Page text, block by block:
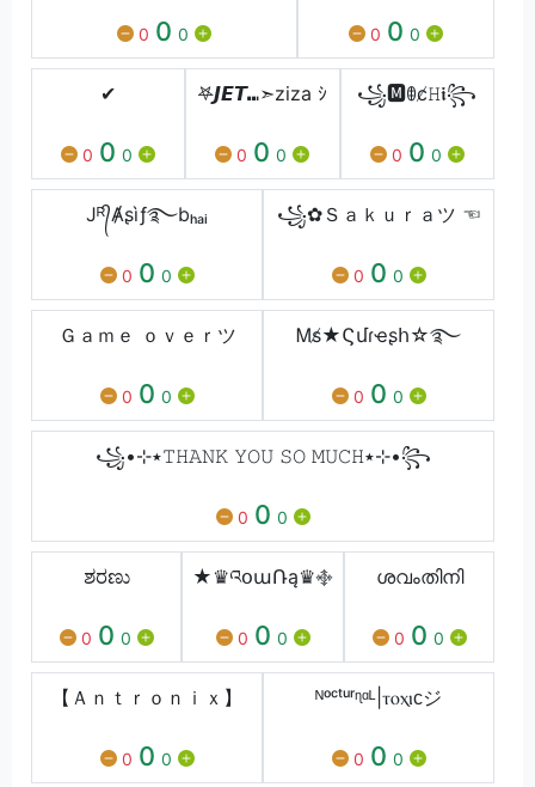
0 0 0 0 0 0
✔
0 0 0
𖤐𝙅𝙀𝙏⑉➣ziza ｼ
0 0 0
꧁🅼ꂦc̸𝙷𝖎꧂
0 0 0
Jᴿ᭄Ⱥʂìƒ࿐bₕₐᵢ
0 0 0
꧁✿Ｓａｋｕｒａツ ☜
0 0 0
Ｇａｍｅ ｏｖｅｒツ
0 0 0
Ꮇs̸★Ϛմɾҽʂհ☆࿐
0 0 0
꧁•⊹٭𝚃𝙷𝙰𝙽𝙺 𝚈𝙾𝚄 𝚂𝙾 𝙼𝚄𝙲𝙷٭⊹•꧂
0 0 0
ಶರಣು
0 0 0
★♛འօաՌą♛࿇
0 0 0
ശവംതിനി
0 0 0
【Ａｎｔｒｏｎｉｘ】
0 0 0
ᴺᵒᶜᵗᵘʳᶯᵅᴸ|ⲧⲟⲭⲓᴄジ
0 0 0